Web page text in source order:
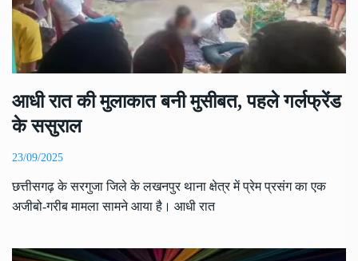
आधी रात की मुलाकात बनी मुसीबत, पहले गर्लफ्रेंड
के ससुराल
23/09/2025
छत्तीसगढ़ के सरगुजा जिले के लखनपुर थाना क्षेत्र में प्रेम प्रसंग का एक
अजीबो-गरीब मामला सामने आया है। आधी रात